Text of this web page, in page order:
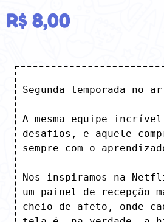
R$ 8,00
Segunda temporada no
A mesma equipe
desafios, e aquele
sempre com o
Nos inspiramos na
um painel de recepção
cheio de afeto, onde